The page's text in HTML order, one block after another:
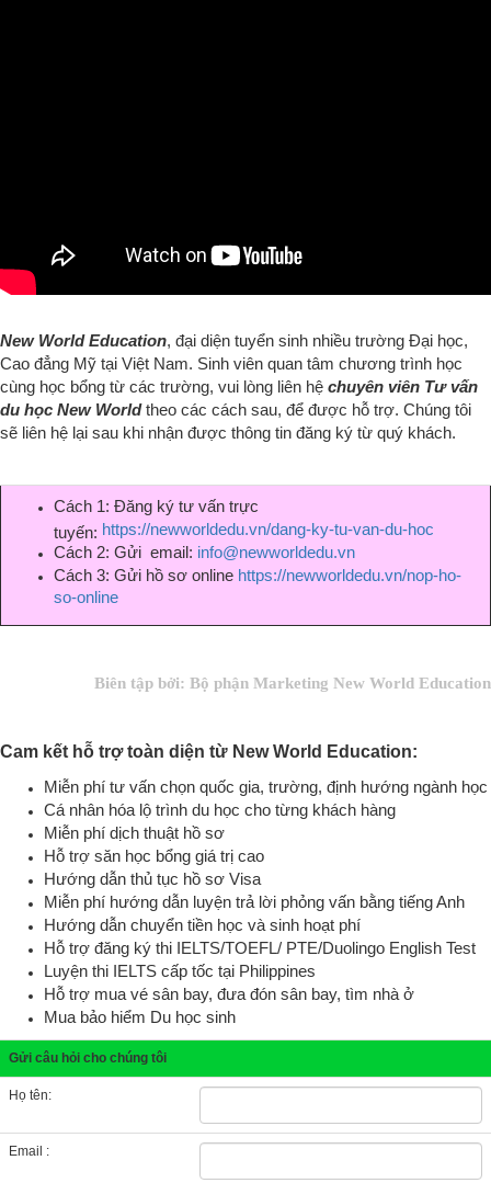
New World Education, đại diện tuyển sinh nhiều trường Đại học,
Cao đẳng Mỹ tại Việt Nam. Sinh viên quan tâm chương trình học
cùng học bổng từ các trường, vui lòng liên hệ chuyên viên Tư vấn
du học New World theo các cách sau, để được hỗ trợ. Chúng tôi
sẽ liên hệ lại sau khi nhận được thông tin đăng ký từ quý khách.
Cách 1: Đăng ký tư vấn trực
tuyến: https://newworldedu.vn/dang-ky-tu-van-du-hoc
Cách 2: Gửi email: info@newworldedu.vn
Cách 3: Gửi hồ sơ online https://newworldedu.vn/nop-ho-
so-online
Biên tập bởi: Bộ phận Marketing New World Education
Cam kết hỗ trợ toàn diện từ New World Education:
Miễn phí tư vấn chọn quốc gia, trường, định hướng ngành học
Cá nhân hóa lộ trình du học cho từng khách hàng
Miễn phí dịch thuật hồ sơ
Hỗ trợ săn học bổng giá trị cao
Hướng dẫn thủ tục hồ sơ Visa
Miễn phí hướng dẫn luyện trả lời phỏng vấn bằng tiếng Anh
Hướng dẫn chuyển tiền học và sinh hoạt phí
Hỗ trợ đăng ký thi IELTS/TOEFL/ PTE/Duolingo English Test
Luyện thi IELTS cấp tốc tại Philippines
Hỗ trợ mua vé sân bay, đưa đón sân bay, tìm nhà ở
Mua bảo hiểm Du học sinh
Gửi câu hỏi cho chúng tôi
Họ tên:
Email :